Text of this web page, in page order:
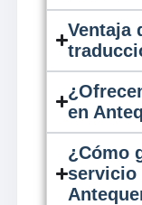
Ventaja
en
¿Cómo
servicio